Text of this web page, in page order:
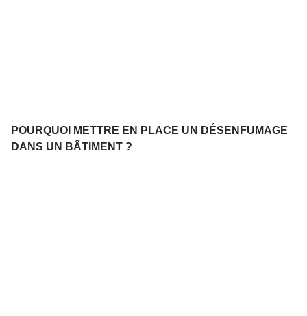
POURQUOI METTRE EN PLACE UN DÉSENFUMAGE
DANS UN BÂTIMENT ?